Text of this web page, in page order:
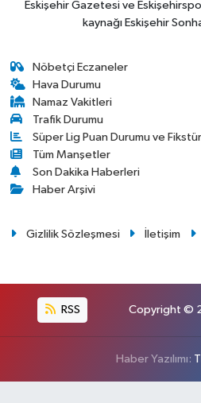
Eskişehir Gazetesi ve
kaynağı Eskişehir
Nöbetçi Eczaneler
Hava Durumu
Namaz Vakitleri
Trafik Durumu
Süper Lig Puan Durumu ve Fikstür
Tüm Manşetler
Son Dakika Haberleri
Haber Arşivi
Gizlilik Sözleşmesi İletişim
RSS Copyright ©
Haber Yazılımı: